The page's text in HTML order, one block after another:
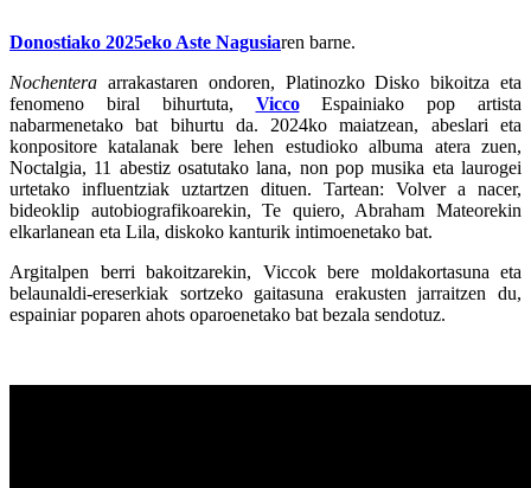
Donostiako 2025eko Aste Nagusiaren barne.
Nochentera arrakastaren ondoren, Platinozko Disko bikoitza eta
fenomeno biral bihurtuta, ViccoEspainiako pop artista
nabarmenetako bat bihurtu da. 2024ko maiatzean, abeslari eta
konpositore katalanak bere lehen estudioko albuma atera zuen,
Noctalgia, 11 abestiz osatutako lana, non pop musika eta laurogei
urtetako influentziak uztartzen dituen. Tartean: Volver a nacer,
bideoklip autobiografikoarekin, Te quiero, Abraham Mateorekin
elkarlanean eta Lila, diskoko kanturik intimoenetako bat.
Argitalpen berri bakoitzarekin, Viccok bere moldakortasuna eta
belaunaldi-ereserkiak sortzeko gaitasuna erakusten jarraitzen du,
espainiar poparen ahots oparoenetako bat bezala sendotuz.